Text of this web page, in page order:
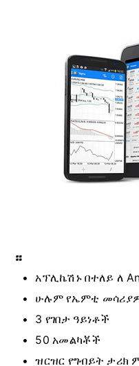
።
አፕሊኬሽኑ በተለይ ለ
ሁሉም የኤምቲ
3 የገበታ ዓይነቶች
50 አመልካቾች
ዝርዝር የግብይት ታሪክ